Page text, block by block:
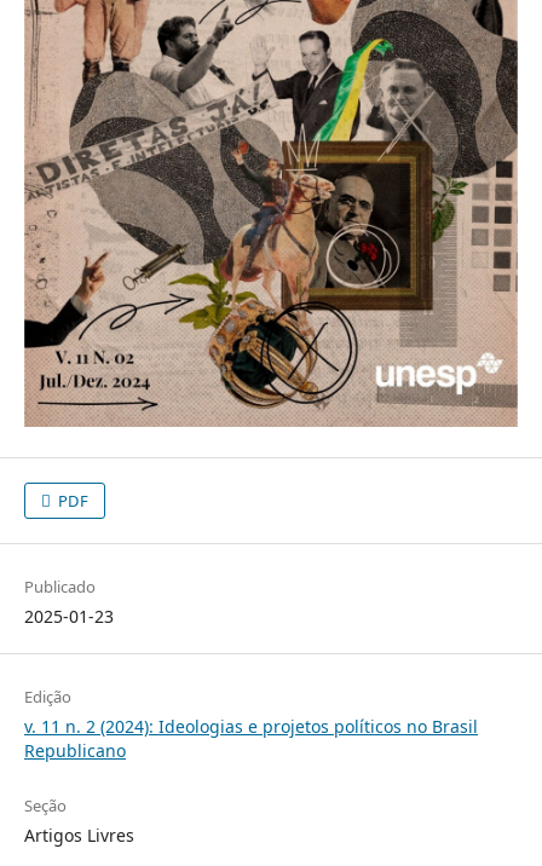
PDF
Publicado
2025-01-23
Edição
v. 11 n. 2 (2024): Ideologias e projetos políticos no Brasil
Republicano
Seção
Artigos Livres